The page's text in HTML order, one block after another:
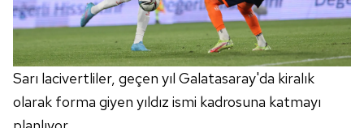
Sarı lacivertliler, geçen yıl Galatasaray'da kiralık
olarak forma giyen yıldız ismi kadrosuna katmayı